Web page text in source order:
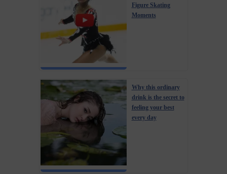
Figure Skating
Moments
Why this ordinary
drink is the secret to
feeling your best
every day